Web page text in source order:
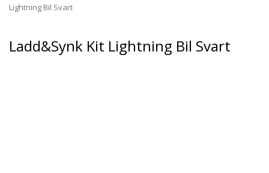
Lightning Bil Svart
Ladd&Synk Kit Lightning Bil Svart